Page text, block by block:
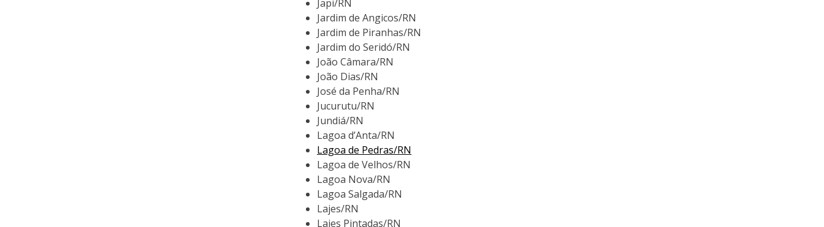
Japi/RN
Jardim de Angicos/RN
Jardim de Piranhas/RN
Jardim do Seridó/RN
João Câmara/RN
João Dias/RN
José da Penha/RN
Jucurutu/RN
Jundiá/RN
Lagoa d’Anta/RN
Lagoa de Pedras/RN
Lagoa de Velhos/RN
Lagoa Nova/RN
Lagoa Salgada/RN
Lajes/RN
Lajes Pintadas/RN